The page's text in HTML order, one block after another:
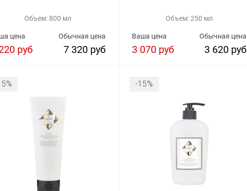
Объем: 800 мл
Обычная цена
7 320 руб
цена
руб
Объем: 250 мл
Обычная цена
3 620 руб
Ваша цена
3 070 руб
-15%